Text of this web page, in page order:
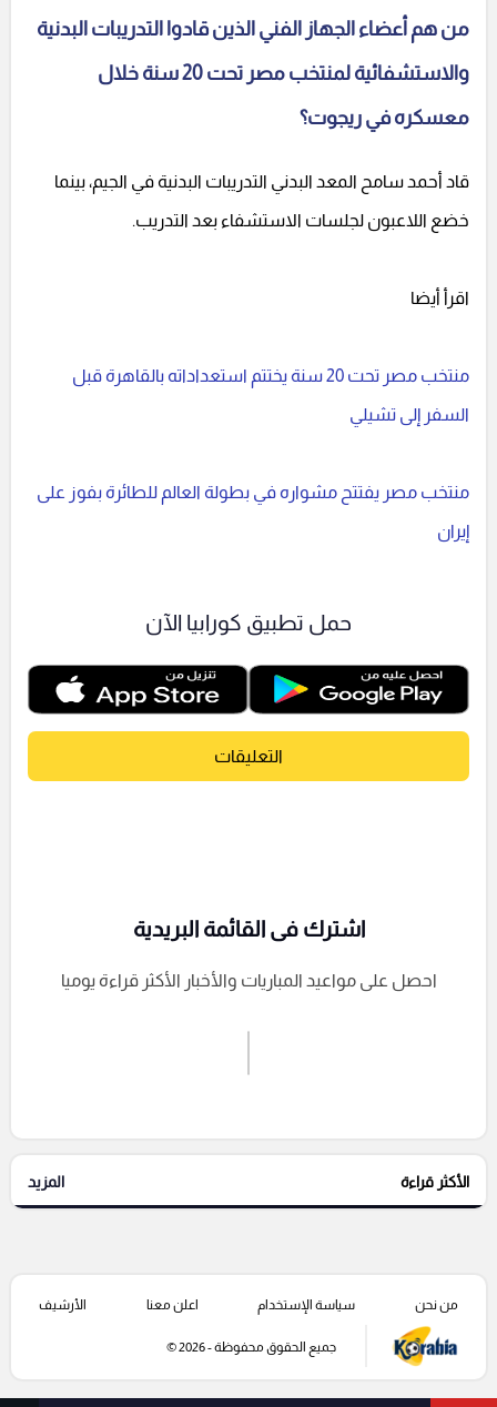
من هم أعضاء الجهاز الفني الذين قادوا التدريبات البدنية
والاستشفائية لمنتخب مصر تحت 20 سنة خلال
معسكره في ريجوت؟
قاد أحمد سامح المعد البدني التدريبات البدنية في الجيم، بينما
خضع اللاعبون لجلسات الاستشفاء بعد التدريب.
اقرأ أيضا
منتخب مصر تحت 20 سنة يختتم استعداداته بالقاهرة قبل
السفر إلى تشيلي
منتخب مصر يفتتح مشواره في بطولة العالم للطائرة بفوز على
إيران
حمل تطبيق كورابيا الآن
التعليقات
إرسال تعليق
التعليقات السابقة
اشترك فى القائمة البريدية
احصل على مواعيد المباريات والأخبار الأكثر قراءة يوميا
الأكثر قراءة المزيد
من نحن سياسة الإستخدام اعلن معنا الأرشيف
جميع الحقوق محفوظة - 2026 ©